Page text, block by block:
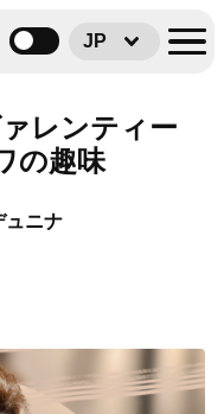
JP
レンティー
の趣味
ュニナ